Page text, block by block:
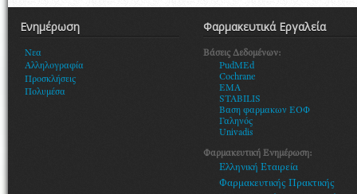
Ενημέρωση
Νεα
Αλληλογραφία
Προσκλήσεις
Πολυμέσα
Φαρμακευτικά Εργαλεία
Βάσεις Δεδομένων:
PudMEd
Cochrane
EMA
STABILIS
Βαση φαρμακων ΕΟΦ
Γαληνός
Univadis
Φαρμακευτική Ενημέρωση:
Ελληνική Εταιρεία
Φαρμακευτικής Πρακτικής